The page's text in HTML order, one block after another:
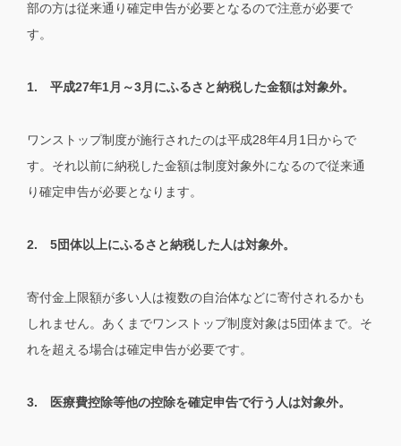
部の方は従来通り確定申告が必要となるので注意が必要で
す。
1. 平成27年1月～3月にふるさと納税した金額は対象外。
ワンストップ制度が施行されたのは平成28年4月1日からで
す。それ以前に納税した金額は制度対象外になるので従来通
り確定申告が必要となります。
2. 5団体以上にふるさと納税した人は対象外。
寄付金上限額が多い人は複数の自治体などに寄付されるかも
しれません。あくまでワンストップ制度対象は5団体まで。そ
れを超える場合は確定申告が必要です。
3. 医療費控除等他の控除を確定申告で行う人は対象外。